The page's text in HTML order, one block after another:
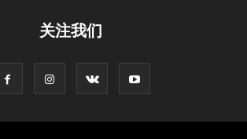
关注我们